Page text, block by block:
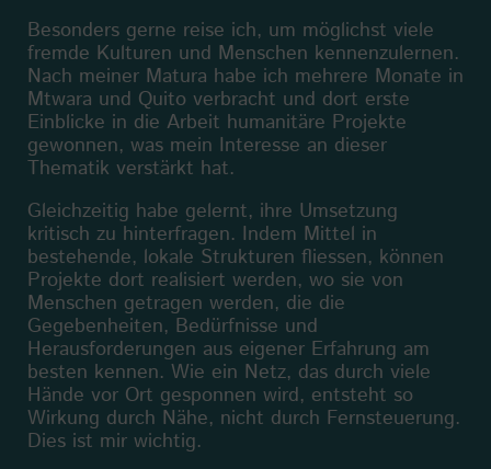
Besonders gerne reise ich, um möglichst viele
fremde Kulturen und Menschen kennenzulernen.
Nach meiner Matura habe ich mehrere Monate in
Mtwara und Quito verbracht und dort erste
Einblicke in die Arbeit humanitäre Projekte
gewonnen, was mein Interesse an dieser
Thematik verstärkt hat.
Gleichzeitig habe gelernt, ihre Umsetzung
kritisch zu hinterfragen. Indem Mittel in
bestehende, lokale Strukturen fliessen, können
Projekte dort realisiert werden, wo sie von
Menschen getragen werden, die die
Gegebenheiten, Bedürfnisse und
Herausforderungen aus eigener Erfahrung am
besten kennen. Wie ein Netz, das durch viele
Hände vor Ort gesponnen wird, entsteht so
Wirkung durch Nähe, nicht durch Fernsteuerung.
Dies ist mir wichtig.